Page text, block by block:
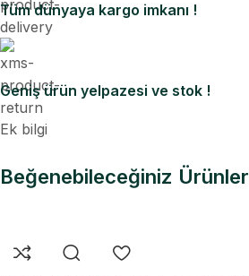
Tüm dünyaya kargo imkanı !
Geniş ürün yelpazesi ve stok !
Ek bilgi
Beğenebileceğiniz Ürünler